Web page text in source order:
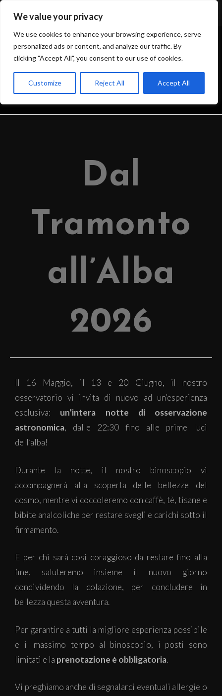
We value your privacy
We use cookies to enhance your browsing experience, serve
personalized ads or content, and analyze our traffic. By
clicking "Accept All", you consent to our use of cookies.
Customize Reject All Accept All
BLOG
IL BLOG DELL’OSSERVATORIO > 2026 > 17 > OSSERVATORIO
Dal
Tramonto
all’Alba
2026
Il 16 Maggio, il 13 e 20 Giugno, il nostro
osservatorio vi invita di nuovo ad un’esperienza
esclusiva: un’intera notte di osservazione
astronomica, dalle 22:30 fino alle prime luci
dell’alba!
Durante la notte, il nostro binoscopio vi
accompagnerà alla scoperta delle bellezze del
cosmo, mentre vi coccoleremo con caffè, tè, tisane e
bibite analcoliche per restare svegli e carichi sotto il
firmamento.
E per chi sarà così coraggioso da restare fino alla
fine, saluteremo insieme il nuovo giorno
condividendo la colazione, per concludere in
bellezza questa avventura.
Per garantire a tutti la migliore esperienza possibile
e il massimo tempo al binoscopio, i posti sono
limitati e la prenotazione è obbligatoria.
Vi preghiamo anche di segnalarci eventuali allergie o